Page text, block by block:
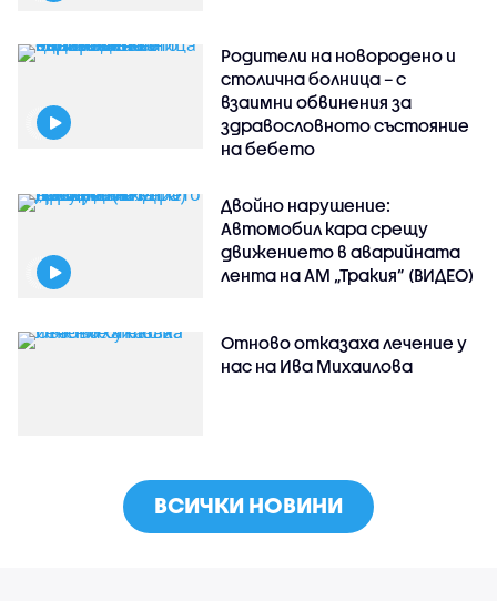
Родители на новородено и
столична болница – с
взаимни обвинения за
здравословното състояние
на бебето
Двойно нарушение:
Автомобил кара срещу
движението в аварийната
лента на АМ „Тракия” (ВИДЕО)
Отново отказаха лечение у
нас на Ива Михаилова
ВСИЧКИ НОВИНИ